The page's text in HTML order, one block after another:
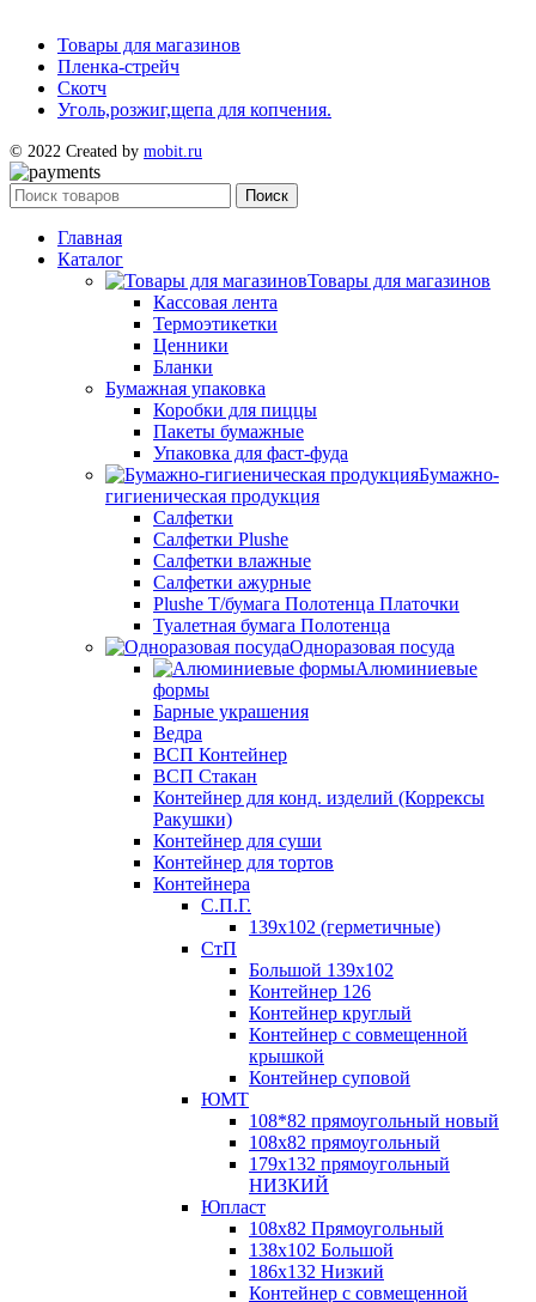
Товары для магазинов
Пленка-стрейч
Скотч
Уголь,розжиг,щепа для копчения.
© 2022 Created by mobit.ru
Поиск
Главная
Каталог
Товары для магазинов
Кассовая лента
Термоэтикетки
Ценники
Бланки
Бумажная упаковка
Коробки для пиццы
Пакеты бумажные
Упаковка для фаст-фуда
Бумажно-
гигиеническая продукция
Салфетки
Салфетки Plushe
Салфетки влажные
Салфетки ажурные
Plushe Т/бумага Полотенца Платочки
Туалетная бумага Полотенца
Одноразовая посуда
Алюминиевые
формы
Барные украшения
Ведра
ВСП Контейнер
ВСП Стакан
Контейнер для конд. изделий (Коррексы
Ракушки)
Контейнер для суши
Контейнер для тортов
Контейнера
С.П.Г.
139х102 (герметичные)
СтП
Большой 139х102
Контейнер 126
Контейнер круглый
Контейнер с совмещенной
крышкой
Контейнер суповой
ЮМТ
108*82 прямоугольный новый
108х82 прямоугольный
179х132 прямоугольный
НИЗКИЙ
Юпласт
108х82 Прямоугольный
138х102 Большой
186х132 Низкий
Контейнер с совмещенной